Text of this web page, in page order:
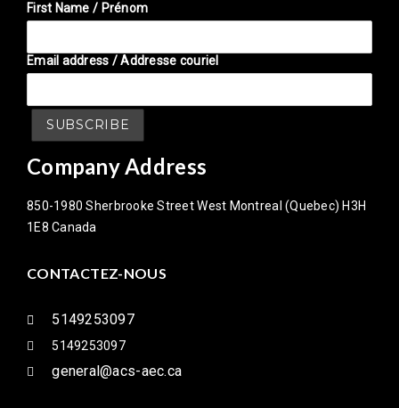
First Name / Prénom
Email address / Addresse couriel
Company Address
850-1980 Sherbrooke Street West Montreal (Quebec) H3H
1E8 Canada
CONTACTEZ-NOUS
5149253097
5149253097
general@acs-aec.ca